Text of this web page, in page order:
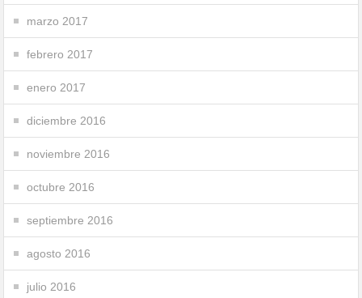
marzo 2017
febrero 2017
enero 2017
diciembre 2016
noviembre 2016
octubre 2016
septiembre 2016
agosto 2016
julio 2016